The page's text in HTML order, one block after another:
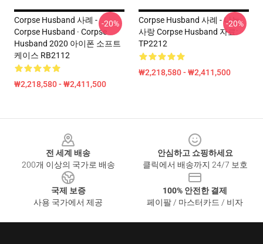
Corpse Husband 사례 -
Corpse Husband · Corpse
Husband 2020 아이폰 소프트
케이스 RB2112
₩2,218,580 - ₩2,411,500
-20%
Corpse Husband 사례 - 나는
사랑 Corpse Husband 자료:
TP2212
₩2,218,580 - ₩2,411,500
-20%
전 세계 배송
200개 이상의 국가로 배송
안심하고 쇼핑하세요
클릭에서 배송까지 24/7 보호
국제 보증
사용 국가에서 제공
100% 안전한 결제
페이팔 / 마스터카드 / 비자